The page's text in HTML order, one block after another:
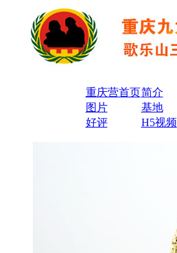
重庆营首页简介
图片
基地
好评
H5视频